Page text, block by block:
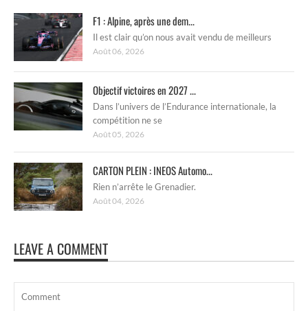
F1 : Alpine, après une dem...
Il est clair qu’on nous avait vendu de meilleurs
Août 06, 2026
Objectif victoires en 2027 ...
Dans l’univers de l’Endurance internationale, la
compétition ne se
Août 05, 2026
CARTON PLEIN : INEOS Automo...
Rien n’arrête le Grenadier.
Août 04, 2026
LEAVE A COMMENT